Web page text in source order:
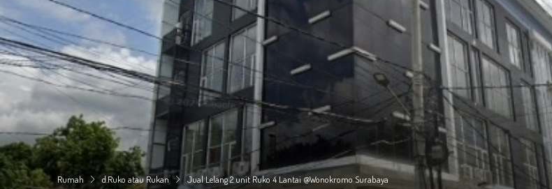
Rumah d.Ruko atau Rukan Jual Lelang 2 unit Ruko 4 Lantai @Wonokromo Surabaya